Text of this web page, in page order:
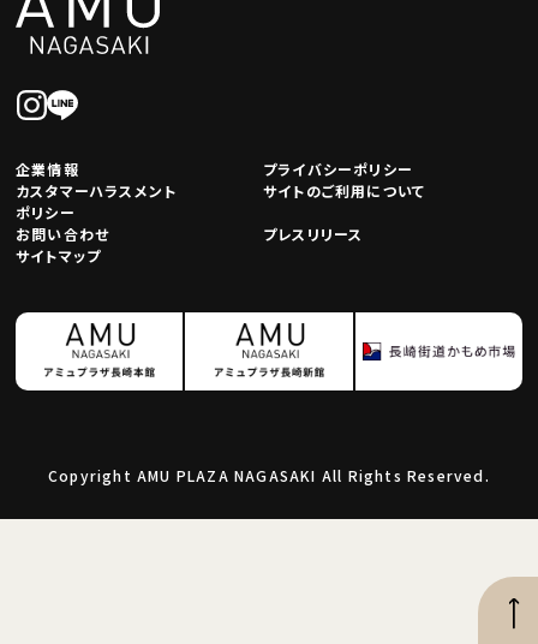
企業情報
プライバシーポリシー
カスタマーハラスメント
ポリシー
サイトのご利用について
お問い合わせ
プレスリリース
サイトマップ
Copyright AMU PLAZA NAGASAKI All Rights Reserved.